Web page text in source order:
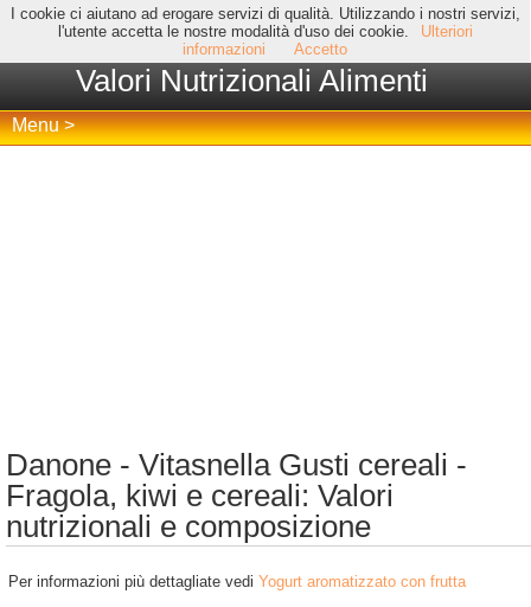
I cookie ci aiutano ad erogare servizi di qualità. Utilizzando i nostri servizi,
l'utente accetta le nostre modalità d'uso dei cookie.
Ulteriori
informazioni
Accetto
Valori Nutrizionali Alimenti
Menu >
Danone - Vitasnella Gusti cereali -
Fragola, kiwi e cereali: Valori
nutrizionali e composizione
Per informazioni più dettagliate vedi Yogurt aromatizzato con frutta